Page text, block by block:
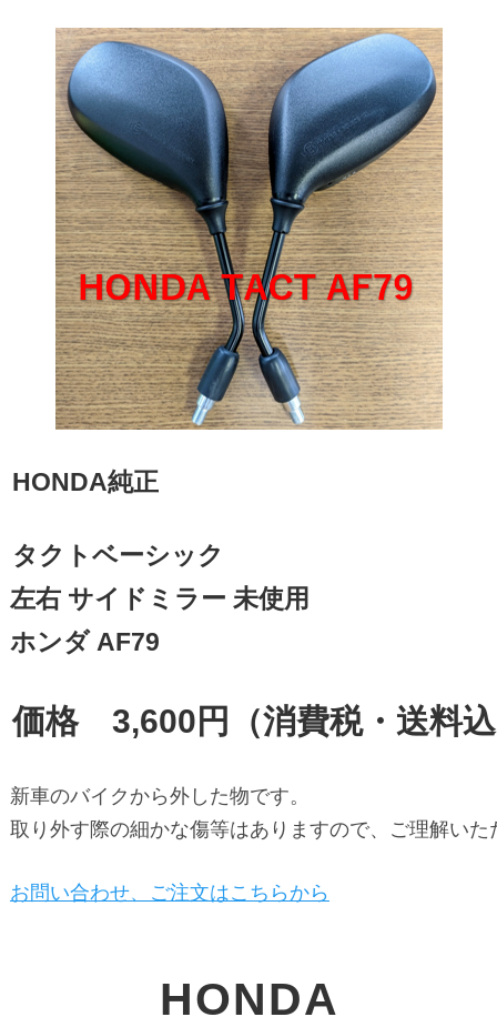
HONDA純正
タクトベーシック
左右 サイドミラー 未使用
ホンダ AF79
価格　3,600円（消費税・送料
新車のバイクから外した物です。
取り外す際の細かな傷等はありますので、ご理解いた
お問い合わせ、ご注文はこちらから
HONDA